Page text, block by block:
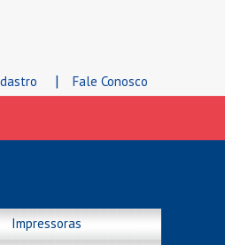
| Fale Conosco
Impressoras